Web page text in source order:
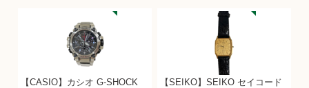
【CASIO】カシオ G-SHOCK
【SEIKO】SEIKO セイコード